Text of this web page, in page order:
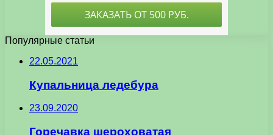
Популярные статьи
22.05.2021
Купальница ледебура
23.09.2020
Горечавка шероховатая